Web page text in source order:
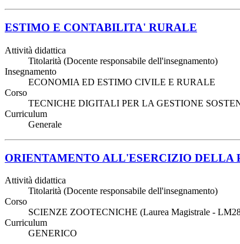
ESTIMO E CONTABILITA' RURALE
Attività didattica
Titolarità (Docente responsabile dell'insegnamento)
Insegnamento
ECONOMIA ED ESTIMO CIVILE E RURALE
Corso
TECNICHE DIGITALI PER LA GESTIONE
Curriculum
Generale
ORIENTAMENTO ALL'ESERCIZIO DELLA
Attività didattica
Titolarità (Docente responsabile dell'insegnamento)
Corso
SCIENZE ZOOTECNICHE (Laurea Magistrale -
Curriculum
GENERICO